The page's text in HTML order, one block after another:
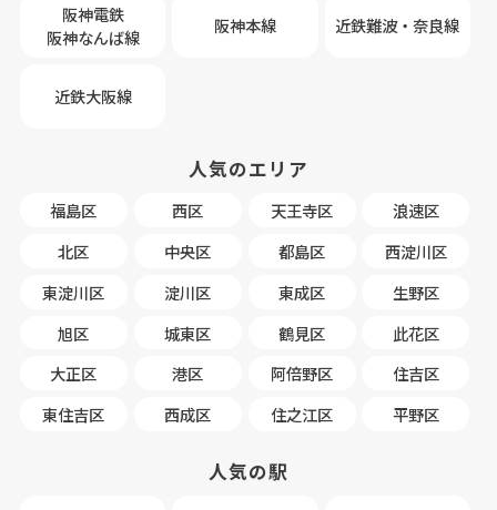
阪神電鉄
阪神なんば線
阪神本線 近鉄難波・奈良線
近鉄大阪線
人気のエリア
福島区 西区 天王寺区
浪速区
北区
中央区 都島区
西淀川区
東淀川区
淀川区 東成区
生野区
旭区
城東区 鶴見区
此花区
大正区
港区 阿倍野区
住吉区
東住吉区
西成区 住之江区 平野区
人気の駅